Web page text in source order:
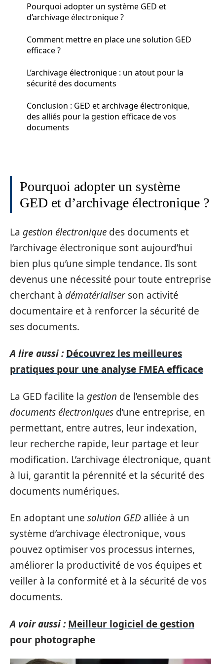
Pourquoi adopter un système GED et
d’archivage électronique ?
Comment mettre en place une solution GED
efficace ?
L’archivage électronique : un atout pour la
sécurité des documents
Conclusion : GED et archivage électronique,
des alliés pour la gestion efficace de vos
documents
Pourquoi adopter un système
GED et d’archivage électronique ?
La gestion électronique des documents et
l’archivage électronique sont aujourd’hui
bien plus qu’une simple tendance. Ils sont
devenus une nécessité pour toute entreprise
cherchant à dématérialiser son activité
documentaire et à renforcer la sécurité de
ses documents.
A lire aussi : Découvrez les meilleures
pratiques pour une analyse FMEA efficace
La GED facilite la gestion de l’ensemble des
documents électroniques d’une entreprise, en
permettant, entre autres, leur indexation,
leur recherche rapide, leur partage et leur
modification. L’archivage électronique, quant
à lui, garantit la pérennité et la sécurité des
documents numériques.
En adoptant une solution GED alliée à un
système d’archivage électronique, vous
pouvez optimiser vos processus internes,
améliorer la productivité de vos équipes et
veiller à la conformité et à la sécurité de vos
documents.
A voir aussi : Meilleur logiciel de gestion
pour photographe